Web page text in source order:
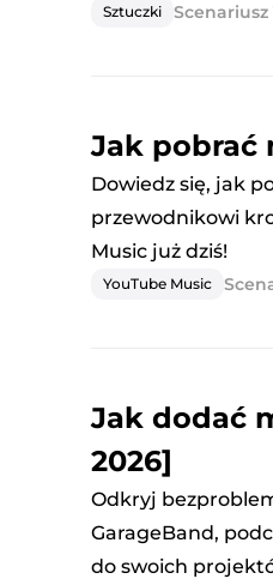
Sztuczki Scenariusz
Jak pobrać
Dowiedz się, jak
przewodnikowi
Music już dziś!
YouTube Music
Jak dodać
2026]
Odkryj
GarageBand,
do swoich